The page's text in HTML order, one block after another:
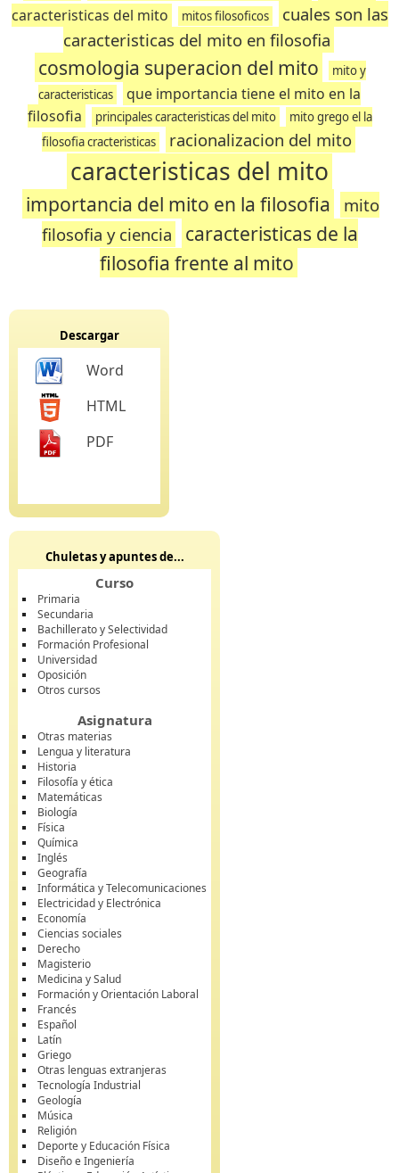
caracteristicas del mito
mitos filosoficos
cuales son las
caracteristicas del mito en filosofia
cosmologia superacion del mito
mito y
caracteristicas
que importancia tiene el mito en la
filosofia
principales caracteristicas del mito
mito grego el la
filosofia cracteristicas
racionalizacion del mito
caracteristicas del mito
importancia del mito en la filosofia
mito
filosofia y ciencia
caracteristicas de la
filosofia frente al mito
Descargar
Word
HTML
PDF
Chuletas y apuntes de...
Curso
Primaria
Secundaria
Bachillerato y Selectividad
Formación Profesional
Universidad
Oposición
Otros cursos
Asignatura
Otras materias
Lengua y literatura
Historia
Filosofía y ética
Matemáticas
Biología
Física
Química
Inglés
Geografía
Informática y Telecomunicaciones
Electricidad y Electrónica
Economía
Ciencias sociales
Derecho
Magisterio
Medicina y Salud
Formación y Orientación Laboral
Francés
Español
Latín
Griego
Otras lenguas extranjeras
Tecnología Industrial
Geología
Música
Religión
Deporte y Educación Física
Diseño e Ingeniería